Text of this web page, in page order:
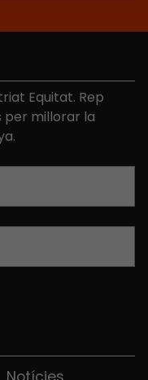
Equitat. Rep
per millorar la